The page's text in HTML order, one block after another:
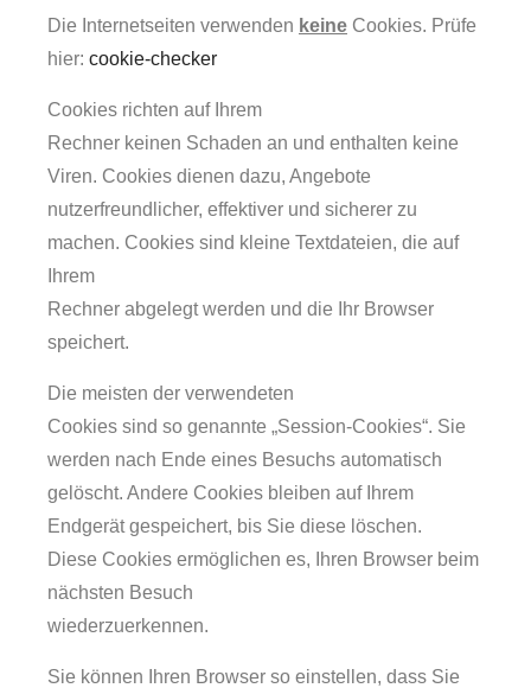
Die Internetseiten verwenden keine Cookies. Prüfe
hier: cookie-checker
Cookies richten auf Ihrem
Rechner keinen Schaden an und enthalten keine
Viren. Cookies dienen dazu, Angebote
nutzerfreundlicher, effektiver und sicherer zu
machen. Cookies sind kleine Textdateien, die auf
Ihrem
Rechner abgelegt werden und die Ihr Browser
speichert.
Die meisten der verwendeten
Cookies sind so genannte „Session-Cookies“. Sie
werden nach Ende eines Besuchs automatisch
gelöscht. Andere Cookies bleiben auf Ihrem
Endgerät gespeichert, bis Sie diese löschen.
Diese Cookies ermöglichen es, Ihren Browser beim
nächsten Besuch
wiederzuerkennen.
Sie können Ihren Browser so einstellen, dass Sie